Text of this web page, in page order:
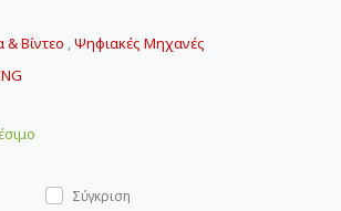
Βίντεο ,Ψηφιακές Μηχανές
Σύγκριση